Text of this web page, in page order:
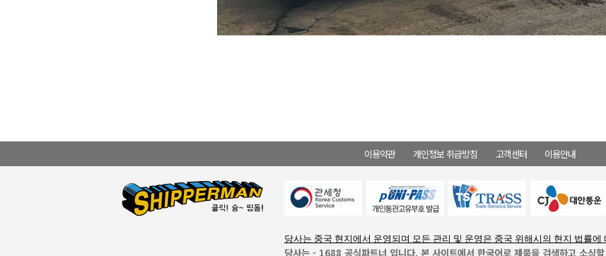
이용약관 개인정보 취급방침 고객센터 이용안내
당사는 중국 현지에서 운영되며 모든 관리 및 운영은 중국 위해시의 현지 법률에
당사는 - 1688 공식파트너 입니다. 본 사이트에서 한국어로 제품을 검색하고 소싱